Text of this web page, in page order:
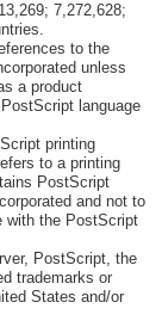
7,272,628;
to the
unless
a product
language
printing
to a printing
PostScript
and not to
with the PostScript
PostScript, the
trademarks or
States and/or